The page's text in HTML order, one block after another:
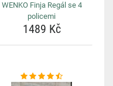
WENKO Finja Regál se 4
policemi
1489 Kč